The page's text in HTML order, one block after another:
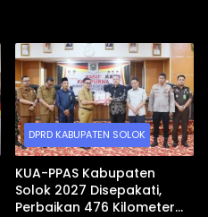
DPRD KABUPATEN SOLOK
KUA-PPAS Kabupaten
Solok 2027 Disepakati,
Perbaikan 476 Kilometer